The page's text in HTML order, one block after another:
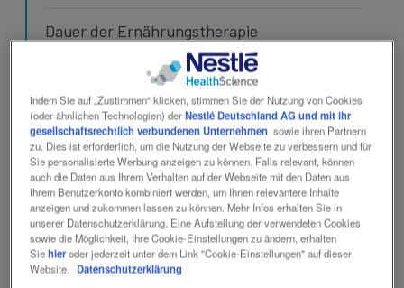
Dauer der Ernährungstherapie
Checkliste für das Aufklärungsgespräch bei
Einsatz von Modulen® IBD
Wichtige Therapieziele
bei pädiatrischem Morbus
Crohn
Indem Sie auf „Zustimmen“ klicken, stimmen Sie der Nutzung von Cookies
(oder ähnlichen Technologien) derNestlé Deutschland AG und mit ihr
gesellschaftsrechtlich verbundenen Unternehmen sowie ihren Partnern
zu. Dies ist erforderlich, um die Nutzung der Webseite zu verbessern und für
Sie personalisierte Werbung anzeigen zu können. Falls relevant, können
auch die Daten aus Ihrem Verhalten auf der Webseite mit den Daten aus
Ihrem Benutzerkonto kombiniert werden, um Ihnen relevantere Inhalte
anzeigen und zukommen lassen zu können. Mehr Infos erhalten Sie in
unserer Datenschutzerklärung. Eine Aufstellung der verwendeten Cookies
sowie die Möglichkeit, Ihre Cookie-Einstellungen zu ändern, erhalten
Siehieroder jederzeit unter dem Link "Cookie-Einstellungen" auf dieser
Website. Datenschutzerklärung